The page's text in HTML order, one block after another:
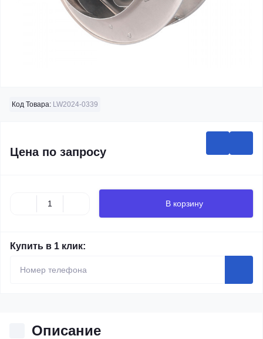
Код Товара: LW2024-0339
Цена по запросу
В корзину
Купить в 1 клик:
Описание